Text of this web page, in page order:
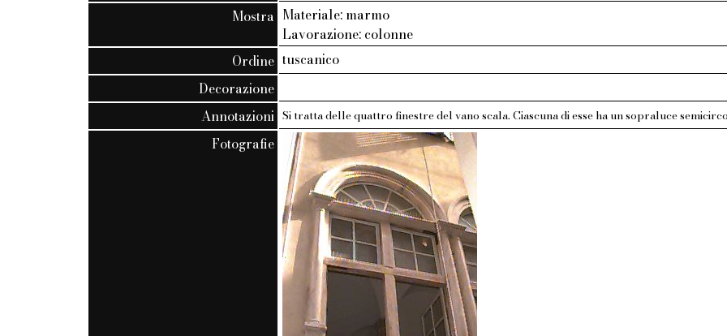
Mostra Materiale: marmo
Lavorazione: colonne
Ordine tuscanico
Decorazione
Annotazioni Si tratta delle quattro finestre del vano scala. Ciascuna di esse ha un sopraluce
Fotografie